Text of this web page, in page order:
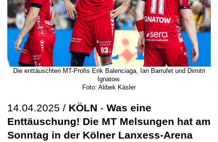
Die enttäuschten MT-Profis Erik Balenciaga, Ian Barrufet und Dimitri
Ignatow.
Foto: Alibek Käsler
14.04.2025 / KÖLN - Was eine
Enttäuschung! Die MT Melsungen hat am
Sonntag in der Kölner Lanxess-Arena